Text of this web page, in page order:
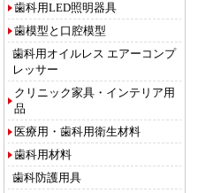
歯科用LED照明器具
歯模型と口腔模型
歯科用オイルレス エアーコンプ
レッサー
クリニック家具・インテリア用
品
医療用・歯科用衛生材料
歯科用材料
歯科防護用具